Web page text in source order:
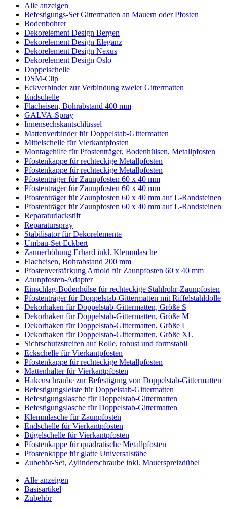
Alle anzeigen
Befestigungs-Set Gittermatten an Mauern oder Pfosten
Bodenbohrer
Dekorelement Design Bergen
Dekorelement Design Eleganz
Dekorelement Design Nexus
Dekorelement Design Oslo
Doppelschelle
DSM-Clip
Eckverbinder zur Verbindung zweier Gittermatten
Endschelle
Flacheisen, Bohrabstand 400 mm
GALVA-Spray
Innensechskantschlüssel
Mattenverbinder für Doppelstab-Gittermatten
Mittelschelle für Vierkantpfosten
Montagehilfe für Pfostenträger, Bodenhülsen, Metallpfosten
Pfostenkappe für rechteckige Metallpfosten
Pfostenkappe für rechteckige Metallpfosten
Pfostenträger für Zaunpfosten 60 x 40 mm
Pfostenträger für Zaunpfosten 60 x 40 mm
Pfostenträger für Zaunpfosten 60 x 40 mm auf L-Randsteinen
Pfostenträger für Zaunpfosten 60 x 40 mm auf L-Randsteinen
Reparaturlackstift
Reparaturspray
Stabilisator für Dekorelemente
Umbau-Set Eckbert
Zaunerhöhung Erhard inkl. Klemmlasche
Flacheisen, Bohrabstand 200 mm
Pfostenverstärkung Arnold für Zaunpfosten 60 x 40 mm
Zaunpfosten-Adapter
Einschlag-Bodenhülse für rechteckige Stahlrohr-Zaunpfosten
Pfostenträger für Doppelstab-Gittermatten mit Riffelstahldolle
Dekorhaken für Doppelstab-Gittermatten, Größe S
Dekorhaken für Doppelstab-Gittermatten, Größe M
Dekorhaken für Doppelstab-Gittermatten, Größe L
Dekorhaken für Doppelstab-Gittermatten, Größe XL
Sichtschutzstreifen auf Rolle, robust und formstabil
Eckschelle für Vierkantpfosten
Pfostenkappe für rechteckige Metallpfosten
Mattenhalter für Vierkantpfosten
Hakenschraube zur Befestigung von Doppelstab-Gittermatten
Befestigungsleiste für Doppelstab-Gittermatten
Befestigungslasche für Doppelstab-Gittermatten
Befestigungslasche für Doppelstab-Gittermatten
Klemmlasche für Zaunpfosten
Endschelle für Vierkantpfosten
Bügelschelle für Vierkantpfosten
Pfostenkappe für quadratische Metallpfosten
Pfostenkappe für glatte Universalstäbe
Zubehör-Set, Zylinderschraube inkl. Mauerspreizdübel
Alle anzeigen
Basisartikel
Zubehör